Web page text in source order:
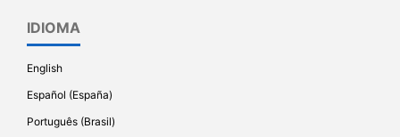
IDIOMA
English
Español (España)
Português (Brasil)